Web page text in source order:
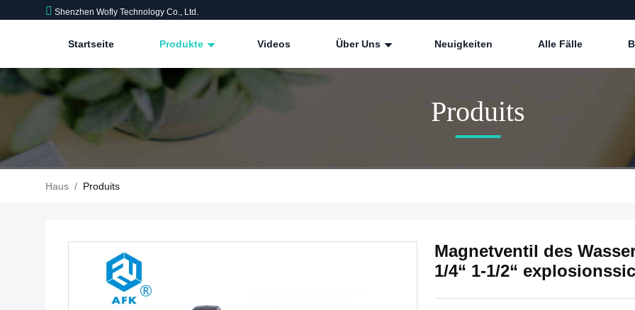
Shenzhen Wofly Technology Co., Ltd.
Startseite Produkte Videos Über Uns Neuigkeiten Alle Fälle
Produits
Haus / Produits
Magnetventil des
1/4“ 1-1/2“